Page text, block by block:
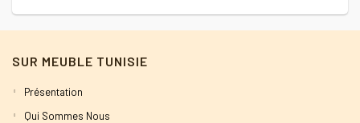
SUR MEUBLE TUNISIE
Présentation
Qui Sommes Nous